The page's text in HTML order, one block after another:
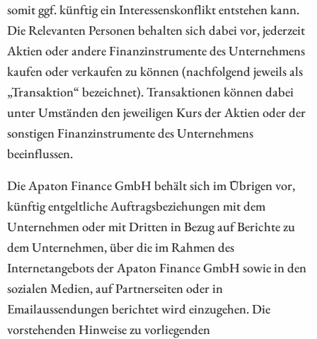
somit ggf. künftig ein Interessenskonflikt entstehen kann.
Die Relevanten Personen behalten sich dabei vor, jederzeit
Aktien oder andere Finanzinstrumente des Unternehmens
kaufen oder verkaufen zu können (nachfolgend jeweils als
„Transaktion“ bezeichnet). Transaktionen können dabei
unter Umständen den jeweiligen Kurs der Aktien oder der
sonstigen Finanzinstrumente des Unternehmens
beeinflussen.
Die Apaton Finance GmbH behält sich im Übrigen vor,
künftig entgeltliche Auftragsbeziehungen mit dem
Unternehmen oder mit Dritten in Bezug auf Berichte zu
dem Unternehmen, über die im Rahmen des
Internetangebots der Apaton Finance GmbH sowie in den
sozialen Medien, auf Partnerseiten oder in
Emailaussendungen berichtet wird einzugehen. Die
vorstehenden Hinweise zu vorliegenden